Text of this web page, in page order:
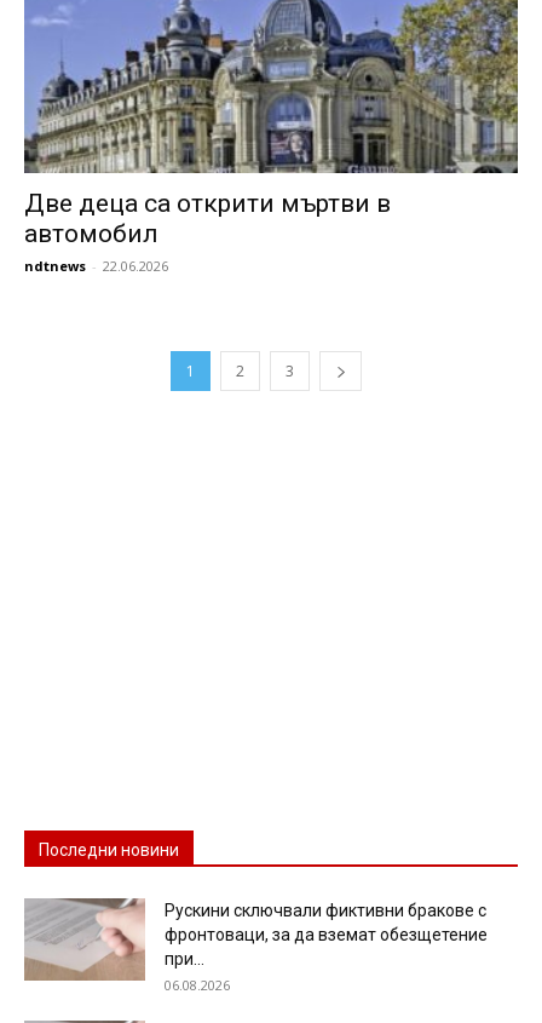
Две деца са открити мъртви в
автомобил
ndtnews - 22.06.2026
1 2 3
Последни новини
Рускини сключвали фиктивни бракове с
фронтоваци, за да вземат обезщетение
при...
06.08.2026